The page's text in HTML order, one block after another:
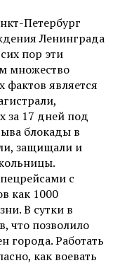
Петербург
Ленинграда
пор эти
множество
фактов является
за 17 дней под
блокады в
защищали и
с
как 1000
В сутки в
что позволило
города. Работать
как воевать